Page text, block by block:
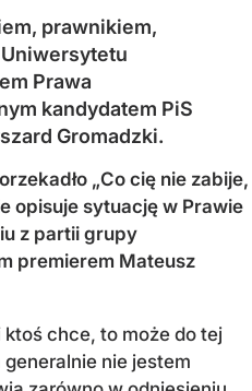
prawnikiem,
Prawa
kandydatem PiS
Gromadzki.
„Co cię nie zabije,
opisuje sytuację w Prawie
z partii grupy
premierem Mateusz
ktoś chce, to może do tej
nie jestem